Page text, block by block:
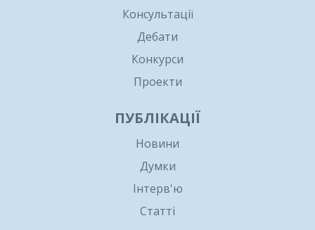
Консультації
Дебати
Конкурси
Проекти
ПУБЛІКАЦІЇ
Новини
Думки
Інтерв'ю
Статті